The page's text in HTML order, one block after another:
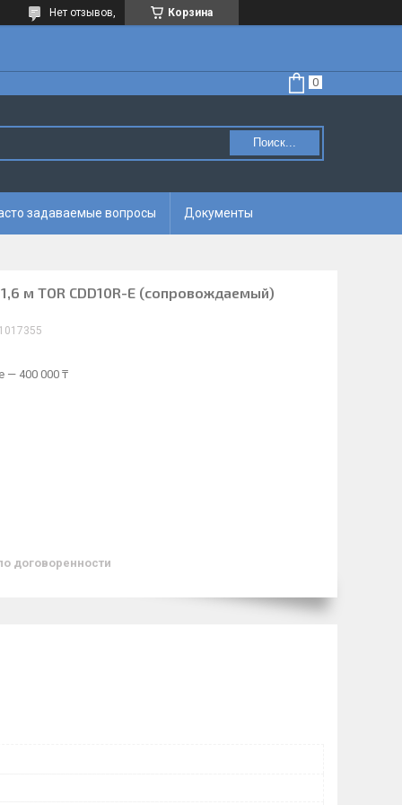
Корзина
Нет отзывов,
Поиск...
задаваемые вопросы Документы
м TOR CDD10R-E (сопровождаемый)
— 400 000 ₸
договоренности